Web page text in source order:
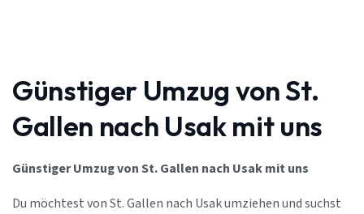
Günstiger Umzug von St.
Gallen nach Usak mit uns
Günstiger Umzug von St. Gallen nach Usak mit uns
Du möchtest von St. Gallen nach Usak umziehen und suchst